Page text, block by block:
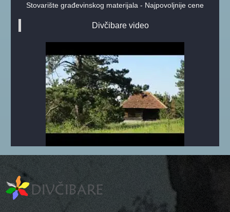
Stovarište građevinskog materijala - Najpovoljnije cene
Divčibare video